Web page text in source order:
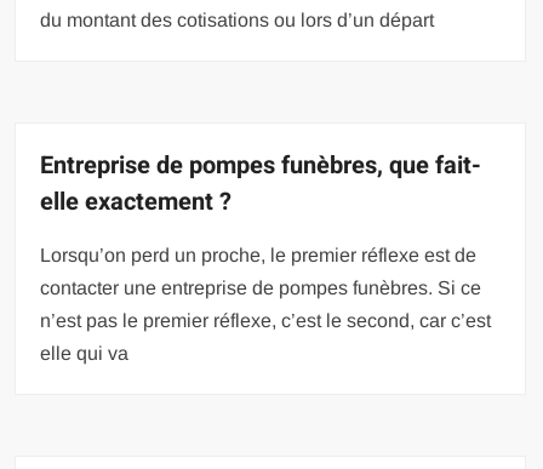
du montant des cotisations ou lors d’un départ
Entreprise de pompes funèbres, que fait-
elle exactement ?
Lorsqu’on perd un proche, le premier réflexe est de
contacter une entreprise de pompes funèbres. Si ce
n’est pas le premier réflexe, c’est le second, car c’est
elle qui va